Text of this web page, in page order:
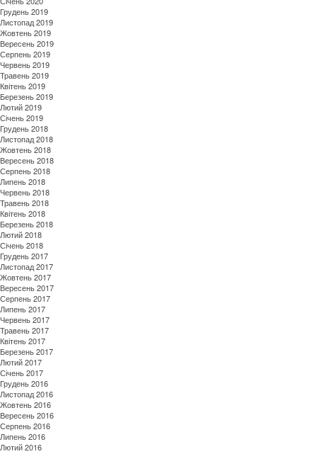
Грудень 2019
Листопад 2019
Жовтень 2019
Вересень 2019
Серпень 2019
Червень 2019
Травень 2019
Квітень 2019
Березень 2019
Лютий 2019
Січень 2019
Грудень 2018
Листопад 2018
Жовтень 2018
Вересень 2018
Серпень 2018
Липень 2018
Червень 2018
Травень 2018
Квітень 2018
Березень 2018
Лютий 2018
Січень 2018
Грудень 2017
Листопад 2017
Жовтень 2017
Вересень 2017
Серпень 2017
Липень 2017
Червень 2017
Травень 2017
Квітень 2017
Березень 2017
Лютий 2017
Січень 2017
Грудень 2016
Листопад 2016
Жовтень 2016
Вересень 2016
Серпень 2016
Липень 2016
Лютий 2016